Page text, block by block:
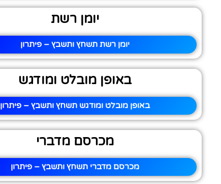
יומן רשת
יומן רשת תשחץ ותשבץ – פיתרון
באופן מובלט ומודגש
באופן מובלט ומודגש תשחץ ותשבץ – פיתרון
מכרסם מדברי
מכרסם מדברי תשחץ ותשבץ – פיתרון